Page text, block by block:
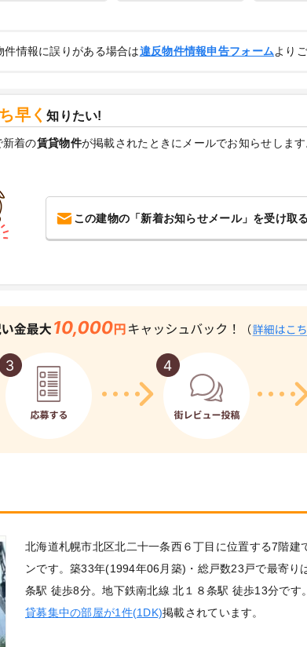
情報に誤りがある場合は違反物件情報申告フォームより
早く知りたい!
新着の賃貸物件が掲載されたときにメールでお知らせします
この建物の「新着お知らせメール」を受け取る
北海道札幌市北区北二十一条西６丁目に位置する7階建
ンです。築33年(1994年06月築)・総戸数23戸で最寄り
条駅 徒歩8分。地下鉄南北線 北１８条駅 徒歩13分です
貸募集中の部屋が1件(1DK)掲載されています。